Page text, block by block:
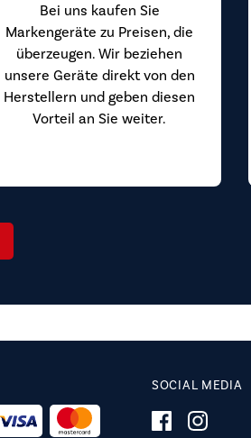
Bei uns kaufen Sie
Markengeräte zu Preisen, die
überzeugen. Wir beziehen
unsere Geräte direkt von den
Herstellern und geben diesen
Vorteil an Sie weiter.
SOCIAL MEDIA